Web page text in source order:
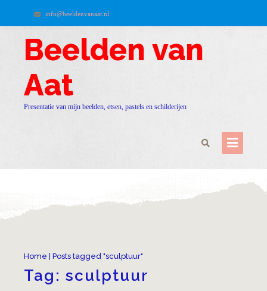
info@beeldenvanaat.nl
Beelden van
Aat
Presentatie van mijn beelden, etsen, pastels en schilderijen
Home Posts tagged "sculptuur"
Tag: sculptuur